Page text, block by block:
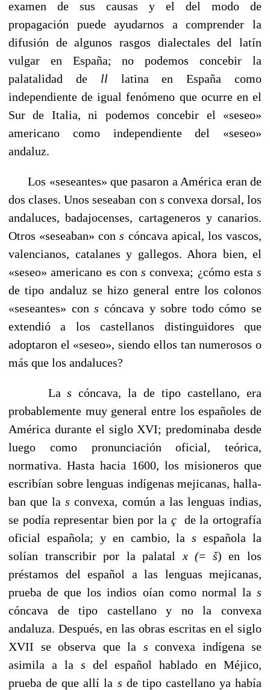
examen de sus causas y el del modo de
propagación puede ayudarnos a comprender la
difusión de algunos rasgos dialectales del latín
vulgar en España; no podemos concebir la
palatalidad de ll latina en España como
independiente de igual fenómeno que ocurre en el
Sur de Italia, ni podemos concebir el «seseo»
americano como inde­pendiente del «seseo»
andaluz.
Los «seseantes» que pasaron a América eran de
dos cla­ses. Unos seseaban con s convexa dorsal, los
andaluces, ba­dajocenses, cartageneros y canarios.
Otros «seseaban» cons cóncava apical, los vascos,
valencianos, catalanes y gallegos. Ahora bien, el
«seseo» americano es con s convexa; ¿cómo esta s
de tipo andaluz se hizo general entre los co­lonos
«seseantes» cons cóncava y sobre todo cómo se
ex­tendió a los castellanos distinguidores que
adoptaron el «se­seo», siendo ellos tan numerosos o
más que los andaluces?
Las cóncava, la de tipo castellano, era
probablemente muy general entre los españoles de
América durante el si­glo XVI; predominaba desde
luego como pronunciación oficial, teórica,
normativa. Hasta hacia 1600, los misione­ros que
escribían sobre lenguas indígenas mejicanas, halla­
ban que las convexa, común a las lenguas indias,
se podía representar bien por la ç de la ortografía
oficial española; y en cambio, las española la
solían transcribir por la pala­tal x(= š) en los
préstamos del español a las lenguas me­jicanas,
prueba de que los indios oían como normal la s
cóncava de tipo castellano y no la convexa
andaluza. Des­pués, en las obras escritas en el siglo
XVII se observa que la s convexa indígena se
asimila a la s del español hablado en Méjico,
prueba de que allí la s de tipo castellano ya había